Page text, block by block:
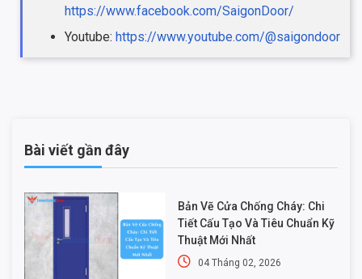
https://www.facebook.com/SaigonDoor/
Youtube: https://www.youtube.com/@saigondoor
Bài viết gần đây
Bản Vẽ Cửa Chống Cháy: Chi
Tiết Cấu Tạo Và Tiêu Chuẩn Kỹ
Thuật Mới Nhất
04 Tháng 02, 2026